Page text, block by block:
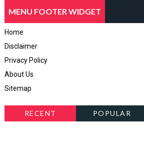
MENU FOOTER WIDGET
Home
Disclaimer
Privacy Policy
About Us
Sitemap
RECENT POPULAR